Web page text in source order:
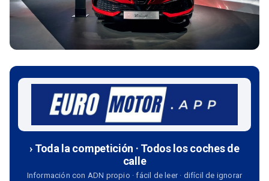
› Toda la competición · Todos los coches de
calle
Información con ADN propio · fácil de leer · difícil de ignorar